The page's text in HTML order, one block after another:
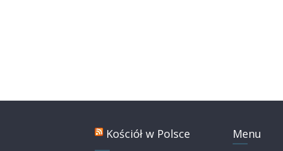
Kościół w Polsce Menu